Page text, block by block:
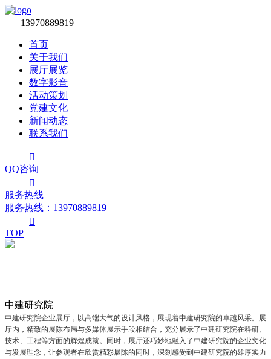
13970889819
首页
关于我们
展厅展览
数字影音
活动策划
党建文化
新闻动态
联系我们

QQ咨询

服务热线
服务热线：‭13970889819

TOP
中建研究院
中建研究院企业展厅，以高端大气的设计风格，展现着中建研究院的卓越风采。展
厅内，精致的展陈布局与多媒体展示手段相结合，充分展示了中建研究院在科研、
技术、工程等方面的辉煌成就。同时，展厅还巧妙地融入了中建研究院的企业文化
与发展理念，让参观者在欣赏精彩展陈的同时，深刻感受到中建研究院的雄厚实力